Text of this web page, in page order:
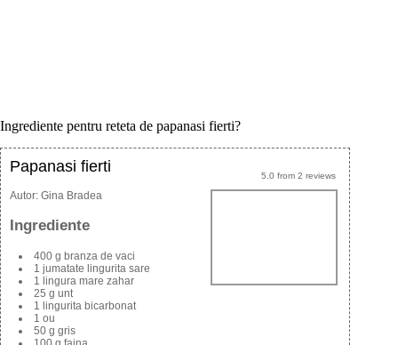
Ingrediente pentru reteta de papanasi fierti?
5.0 from 2 reviews
Papanasi fierti
Autor: Gina Bradea
Ingrediente
400 g branza de vaci
1 jumatate lingurita sare
1 lingura mare zahar
25 g unt
1 lingurita bicarbonat
1 ou
50 g gris